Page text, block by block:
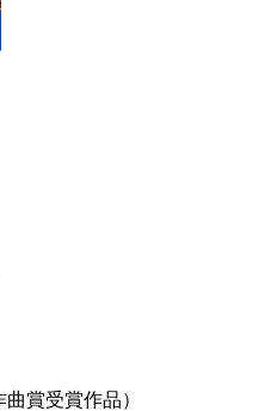
賞受賞作品）